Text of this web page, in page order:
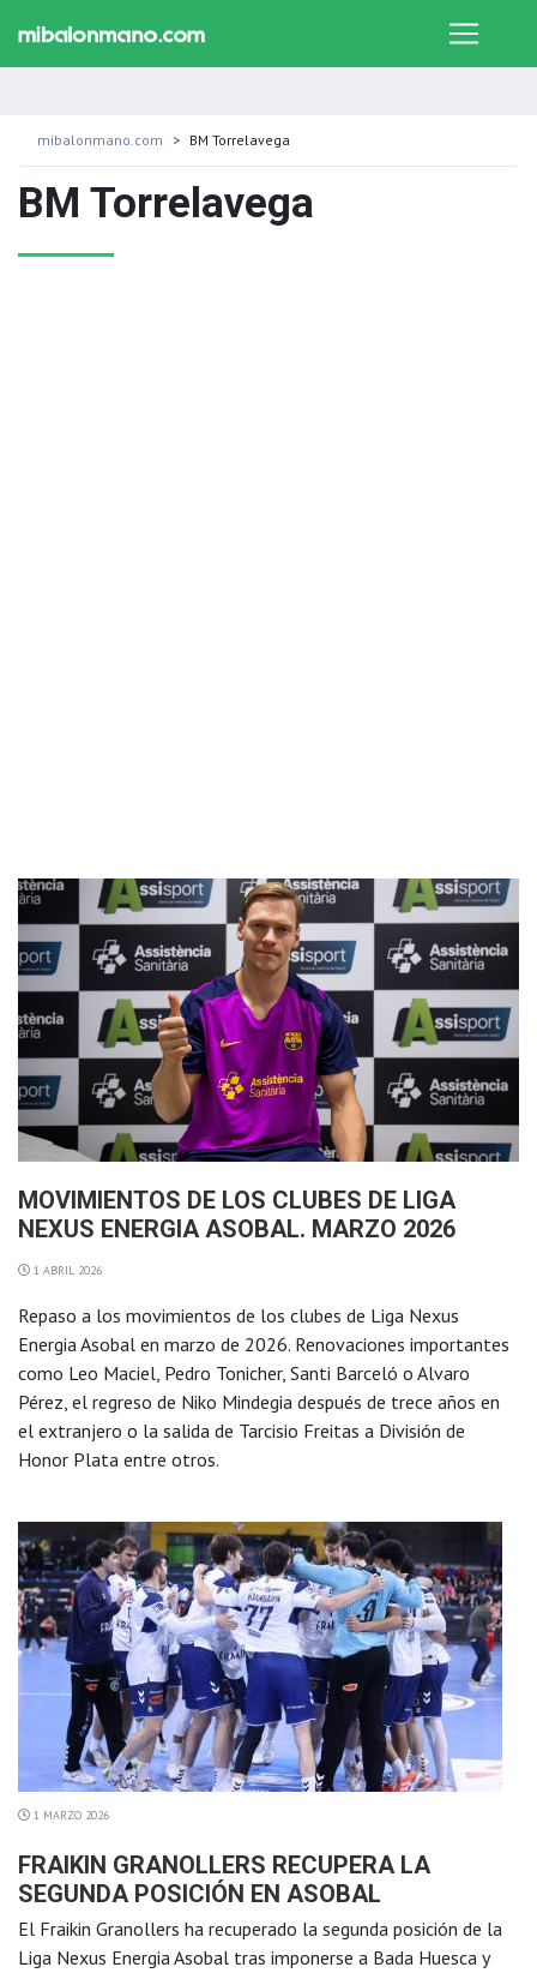
mibalonmano.com BM Torrelavega
BM Torrelavega
MOVIMIENTOS DE LOS CLUBES DE LIGA
NEXUS ENERGIA ASOBAL. MARZO 2026
1 ABRIL 2026
Repaso a los movimientos de los clubes de Liga Nexus
Energia Asobal en marzo de 2026. Renovaciones importantes
como Leo Maciel, Pedro Tonicher, Santi Barceló o Alvaro
Pérez, el regreso de Niko Mindegia después de trece años en
el extranjero o la salida de Tarcisio Freitas a División de
Honor Plata entre otros.
1 MARZO 2026
FRAIKIN GRANOLLERS RECUPERA LA
SEGUNDA POSICIÓN EN ASOBAL
El Fraikin Granollers ha recuperado la segunda posición de la
Liga Nexus Energia Asobal tras imponerse a Bada Huesca y